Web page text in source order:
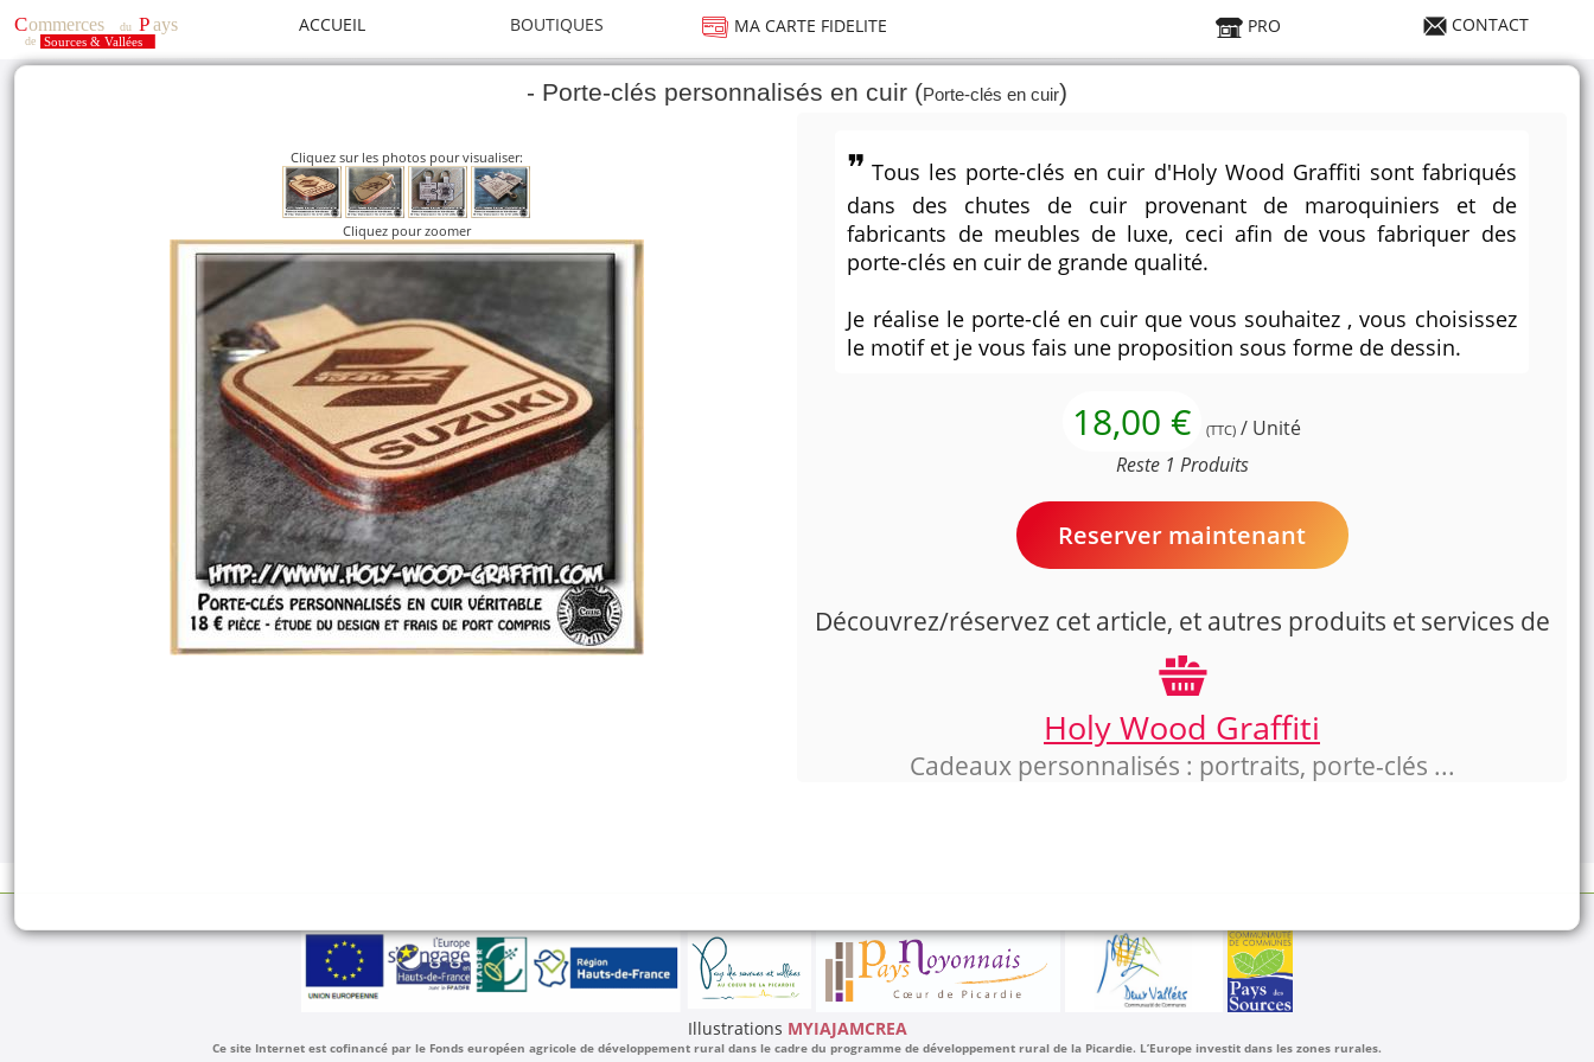
ACCUEIL BOUTIQUES MA CARTE FIDELITE PRO CONTACT
- Porte-clés personnalisés en cuir (Porte-clés en cuir)
Cliquez sur les photos pour visualiser:
Cliquez pour zoomer
Tous les porte-clés en cuir d'Holy Wood Graffiti sont fabriqués
dans des chutes de cuir provenant de maroquiniers et de
fabricants de meubles de luxe, ceci afin de vous fabriquer des
porte-clés en cuir de grande qualité.
Je réalise le porte-clé en cuir que vous souhaitez , vous choisissez
le motif et je vous fais une proposition sous forme de dessin.
18,00 € (TTC) / Unité
Reste 1 Produits
Reserver maintenant
Découvrez/réservez cet article, et autres produits et services de
Holy Wood Graffiti
Cadeaux personnalisés : portraits, porte-clés ...
Illustrations MYIAJAMCREA
Ce site Internet est cofinancé par le Fonds européen agricole de développement rural dans le cadre du programme de développement rural de la Picardie. L’Europe investit dans les zones rurales.